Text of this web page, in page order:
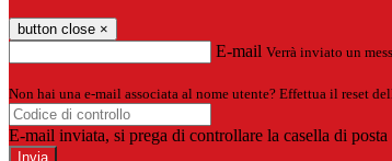
button close ×
E-mail Verrà inviato un
Non hai una e-mail associata al nome utente? Effettua il reset
E-mail inviata, si prega di controllare la casella di posta